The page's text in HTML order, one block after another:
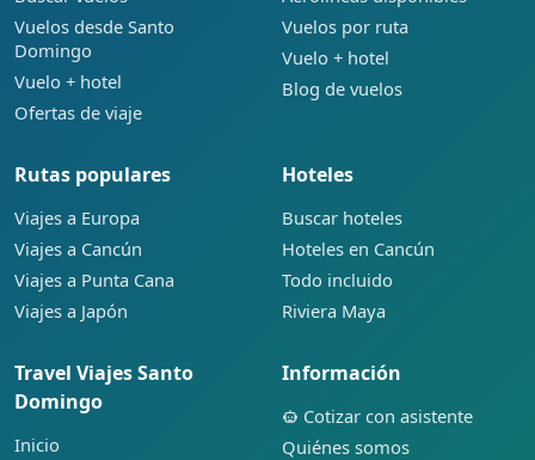
Vuelos desde Santo
Domingo
Vuelo + hotel
Ofertas de viaje
Vuelos por ruta
Vuelo + hotel
Blog de vuelos
Rutas populares
Viajes a Europa
Viajes a Cancún
Viajes a Punta Cana
Viajes a Japón
Hoteles
Buscar hoteles
Hoteles en Cancún
Todo incluido
Riviera Maya
Travel Viajes Santo
Domingo
Inicio
Información
Cotizar con asistente
Quiénes somos